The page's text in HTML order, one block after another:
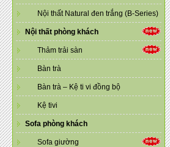
Nội thất Natural đen trắng (B-Series)
Nội thất phòng khách
Thảm trải sàn
Bàn trà
Bàn trà – Kệ ti vi đồng bộ
Kệ tivi
Sofa phòng khách
Sofa giường